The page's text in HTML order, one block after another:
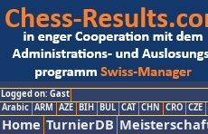
Logged on: Gast
Arabic ARM AZE BIH BUL CAT CHN CRO CZE
Home TurnierDB